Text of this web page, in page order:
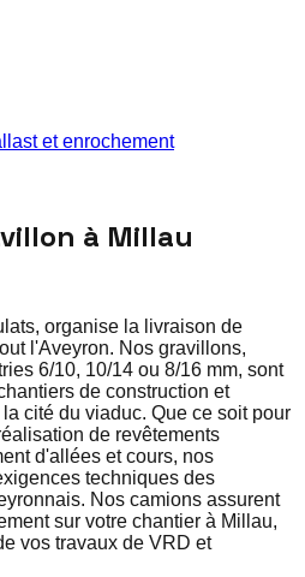
et enrochement
à Millau
organise la livraison de
l'Aveyron. Nos gravillons,
6/10, 10/14 ou 8/16 mm, sont
de construction et
cité du viaduc. Que ce soit pour
de revêtements
d'allées et cours, nos
techniques des
Nos camions assurent
sur votre chantier à Millau,
vos travaux de VRD et